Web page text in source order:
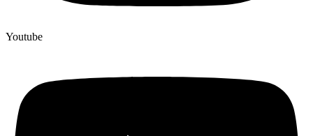
Youtube